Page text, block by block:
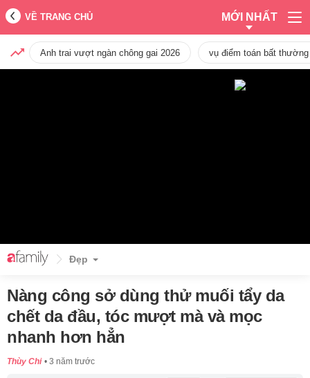
VỀ TRANG CHỦ MỚI NHẤT
Anh trai vượt ngàn chông gai 2026 vụ điểm toán bất
Đẹp
Nàng công sở dùng thử muối tẩy da
chết da đầu, tóc mượt mà và mọc
nhanh hơn hẳn
Thùy Chi 3 năm trước